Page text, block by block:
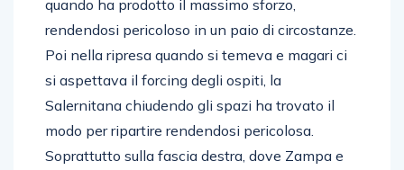
quando ha prodotto il massimo sforzo,
rendendosi pericoloso in un paio di circostanze.
Poi nella ripresa quando si temeva e magari ci
si aspettava il forcing degli ospiti, la
Salernitana chiudendo gli spazi ha trovato il
modo per ripartire rendendosi pericolosa.
Soprattutto sulla fascia destra, dove Zampa e